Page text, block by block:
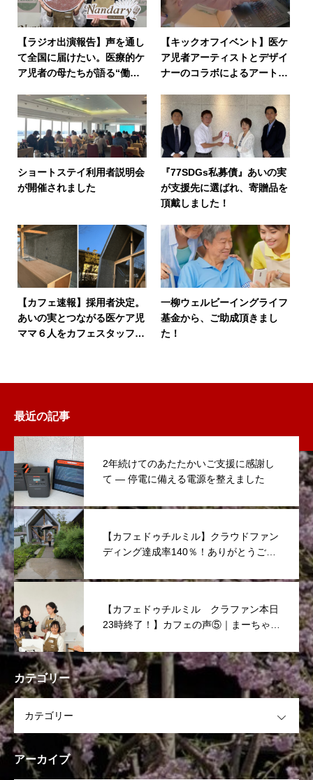
【ラジオ出演報告】声を通し
て全国に届けたい。医療的ケ
ア児者の母たちが語る“働く
【キックオフイベント】医ケ
ア児者アーティストとデザイ
ナーのコラボによるアート本
フイベントに、ジョルディ・
イセアン画伯をご招待
ショートステイ利用者説明会
が開催されました
『77SDGs私募債』あいの実
が支援先に選ばれ、寄贈品を
頂戴しました！
【カフェ速報】採用者決定。
あいの実とつながる医ケア児
ママ６人をカフェスタッフ
一柳ウェルビーイングライフ
基金から、ご助成頂きまし
た！
最近の記事
2年続けてのあたたかいご支援に感謝し
て ― 停電に備える電源を整えました
【カフェドゥチルミル】クラウドファン
ディング達成率140％！ありがとうござ
【カフェドゥチルミル クラファン本日
23時終了！】カフェの声⑤｜まーちゃん
カテゴリー
アーカイブ